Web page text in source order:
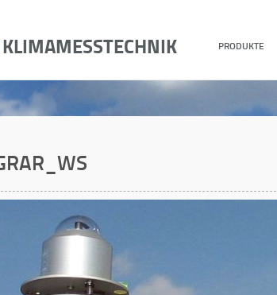
KLIMAMESSTECHNIK PRODUKTE